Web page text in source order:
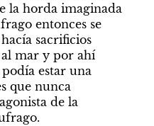
la horda imaginada
entonces se
sacrificios
mar y por ahí
estar una
que nunca
de la